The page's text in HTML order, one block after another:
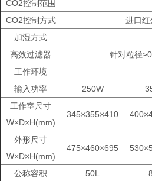
CO2控制范围
CO2控制方式
进口红
加湿方式
高效过滤器
针对粒径
工作环境
输入功率
250W
工作室尺寸
W×D×H(mm)
345×355×410
外形尺寸
W×D×H(mm)
475×460×695
公称容积 50L